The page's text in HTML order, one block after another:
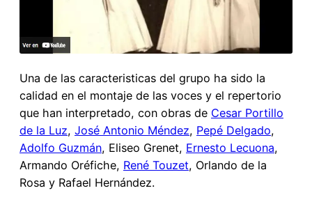
Una de las caracteristicas del grupo ha sido la
calidad en el montaje de las voces y el repertorio
que han interpretado, con obras de Cesar Portillo
de la Luz, José Antonio Méndez, Pepé Delgado,
Adolfo Guzmán, Eliseo Grenet, Ernesto Lecuona,
Armando Oréfiche, René Touzet, Orlando de la
Rosa y Rafael Hernández.